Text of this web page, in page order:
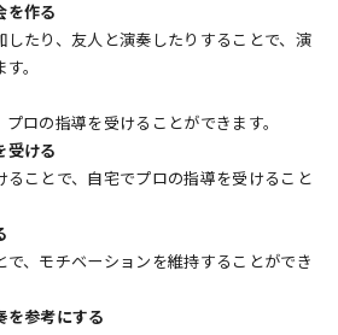
を作る
したり、友人と演奏したりすることで、演
。
ロの指導を受けることができます。
受ける
ることで、自宅でプロの指導を受けること
で、モチベーションを維持することができ
を参考にする